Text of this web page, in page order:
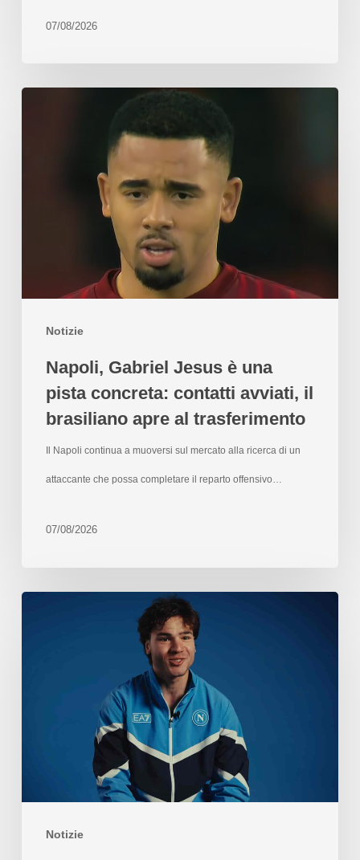
07/08/2026
Notizie
Napoli, Gabriel Jesus è una
pista concreta: contatti avviati, il
brasiliano apre al trasferimento
Il Napoli continua a muoversi sul mercato alla ricerca di un
attaccante che possa completare il reparto offensivo…
07/08/2026
Notizie